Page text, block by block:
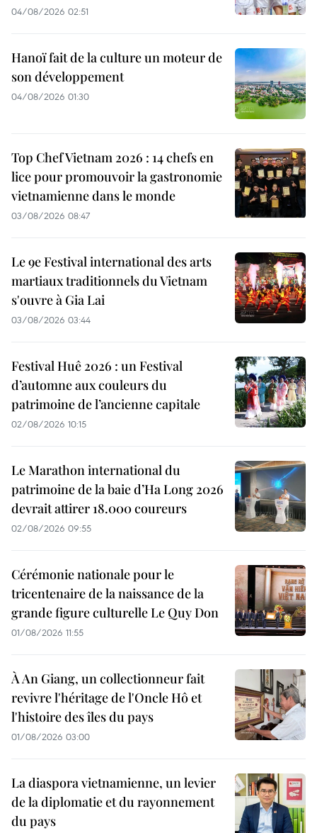
04/08/2026 02:51
Hanoï fait de la culture un moteur de
son développement
04/08/2026 01:30
Top Chef Vietnam 2026 : 14 chefs en
lice pour promouvoir la gastronomie
vietnamienne dans le monde
03/08/2026 08:47
Le 9e Festival international des arts
martiaux traditionnels du Vietnam
s'ouvre à Gia Lai
03/08/2026 03:44
Festival Huê 2026 : un Festival
d’automne aux couleurs du
patrimoine de l’ancienne capitale
02/08/2026 10:15
Le Marathon international du
patrimoine de la baie d’Ha Long 2026
devrait attirer 18.000 coureurs
02/08/2026 09:55
Cérémonie nationale pour le
tricentenaire de la naissance de la
grande figure culturelle Le Quy Don
01/08/2026 11:55
À An Giang, un collectionneur fait
revivre l'héritage de l'Oncle Hô et
l'histoire des îles du pays
01/08/2026 03:00
La diaspora vietnamienne, un levier
de la diplomatie et du rayonnement
du pays